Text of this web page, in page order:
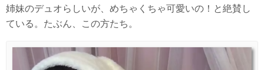
姉妹のデュオらしいが、めちゃくちゃ可愛いの！と絶賛し
ている。たぶん、この方たち。